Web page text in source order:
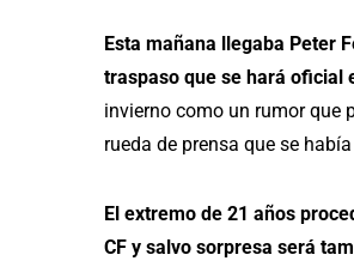
Esta mañana llegaba Peter
traspaso que se hará oficial
invierno como un rumor que
rueda de prensa que se
El extremo de 21 años
CF y salvo sorpresa será